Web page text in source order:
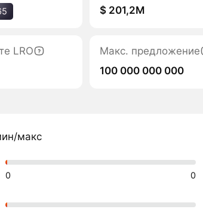
$ 201,2M
LRO
Макс. предложение
100 000 000 000
макс
0 0